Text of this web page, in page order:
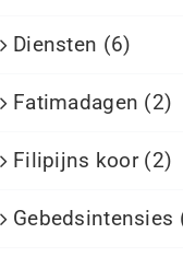
Diensten (6)
Fatimadagen (2)
Filipijns koor (2)
Gebedsintensies